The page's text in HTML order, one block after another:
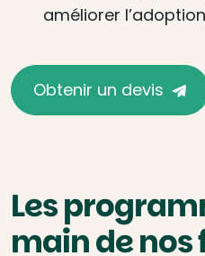
améliorer
Obtenir un devis
Les
main de